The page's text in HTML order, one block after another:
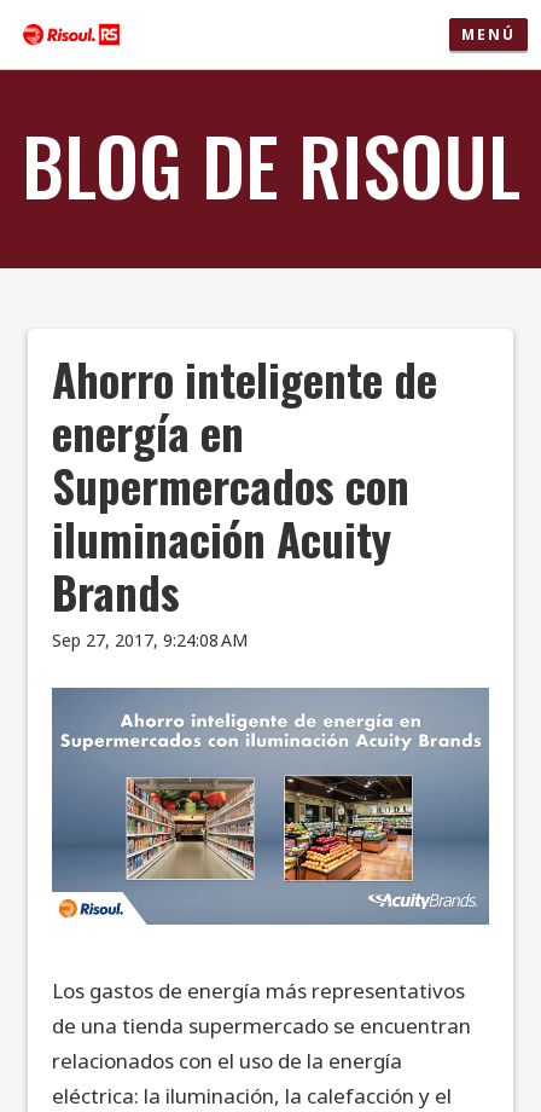
MENÚ
BLOG DE RISOUL
Ahorro inteligente de
energía en
Supermercados con
iluminación Acuity
Brands
Sep 27, 2017, 9:24:08 AM
Los gastos de energía más representativos
de una tienda supermercado se encuentran
relacionados con el uso de la energía
eléctrica: la iluminación, la calefacción y el